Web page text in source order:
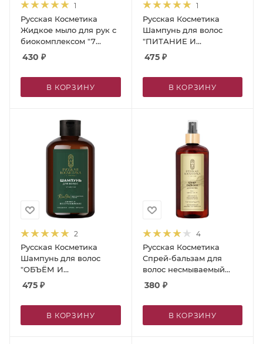
1
Русская Косметика
Жидкое мыло для рук с
биокомплексом "7
масел", 500 мл
430 ₽
В КОРЗИНУ
1
Русская Косметика
Шампунь для волос
"ПИТАНИЕ И
ВОССТАНОВЛЕНИЕ",
475₽
В КОРЗИНУ
2
Русская Косметика
Шампунь для волос
"ОБЪЁМ И
ВОССТАНОВЛЕНИЕ",
475 ₽
В КОРЗИНУ
4
Русская Косметика
Спрей-бальзам для
волос несмываемый
"ТЕРМОЗАЩИТА", 300
380 ₽
В КОРЗИНУ